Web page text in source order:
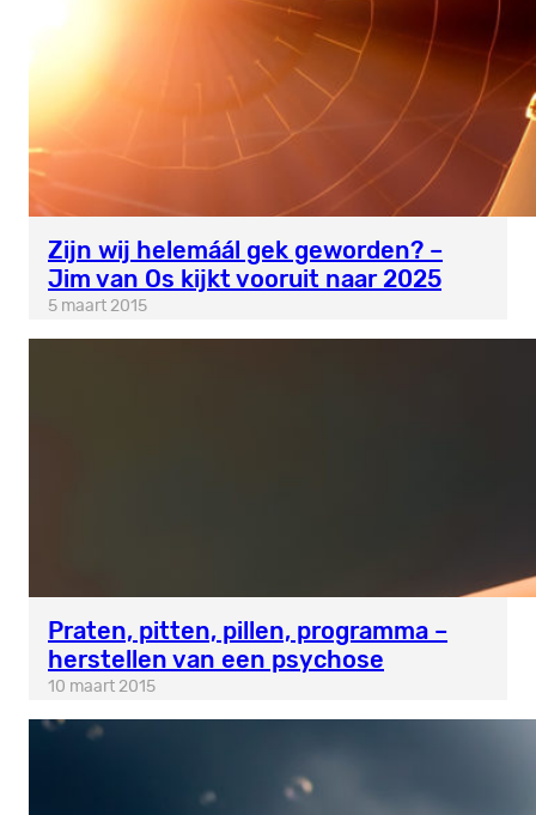
Zijn wij helemáál gek geworden? –
Jim van Os kijkt vooruit naar 2025
5 maart 2015
Praten, pitten, pillen, programma –
herstellen van een psychose
10 maart 2015